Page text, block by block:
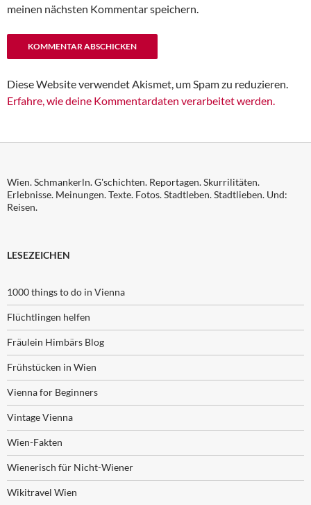
meinen nächsten Kommentar speichern.
Diese Website verwendet Akismet, um Spam zu reduzieren.
Erfahre, wie deine Kommentardaten verarbeitet werden.
Wien. Schmankerln. G'schichten. Reportagen. Skurrilitäten.
Erlebnisse. Meinungen. Texte. Fotos. Stadtleben. Stadtlieben. Und:
Reisen.
LESEZEICHEN
1000 things to do in Vienna
Flüchtlingen helfen
Fräulein Himbärs Blog
Frühstücken in Wien
Vienna for Beginners
Vintage Vienna
Wien-Fakten
Wienerisch für Nicht-Wiener
Wikitravel Wien